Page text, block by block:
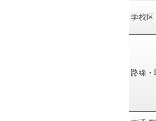
学校区
路線・